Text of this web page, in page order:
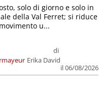
di
Erika David
il 06/08/2026
solo di giorno e solo in
della Val Ferret; si riduce
u...